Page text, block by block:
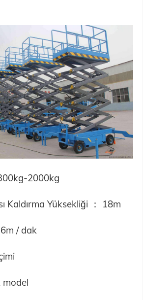
2000kg
Kaldırma Yüksekliği ： 18m
6m / dak
model